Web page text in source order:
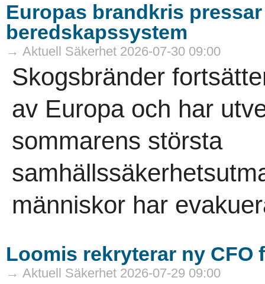
Europas brandkris
beredskapssystem
→ Aktuell Säkerhet 2026-07-30 09:00
Skogsbränder
av Europa och har
sommarens största
människor har
Loomis rekryterar ny CFO
→ Aktuell Säkerhet 2026-07-29 09:00